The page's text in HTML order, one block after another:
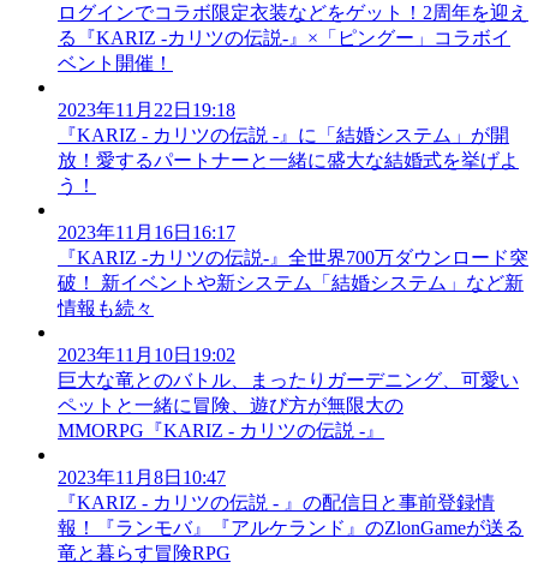
ログインでコラボ限定衣装などをゲット！2周年を迎え
る『KARIZ -カリツの伝説-』×「ピングー」コラボイ
ベント開催！
2023年11月22日19:18
『KARIZ - カリツの伝説 -』に「結婚システム」が開
放！愛するパートナーと一緒に盛大な結婚式を挙げよ
う！
2023年11月16日16:17
『KARIZ -カリツの伝説-』全世界700万ダウンロード突
破！ 新イベントや新システム「結婚システム」など新
情報も続々
2023年11月10日19:02
巨大な竜とのバトル、まったりガーデニング、可愛い
ペットと一緒に冒険、遊び方が無限大の
MMORPG『KARIZ - カリツの伝説 -』
2023年11月8日10:47
『KARIZ - カリツの伝説 - 』の配信日と事前登録情
報！『ランモバ』『アルケランド』のZlonGameが送る
竜と暮らす冒険RPG